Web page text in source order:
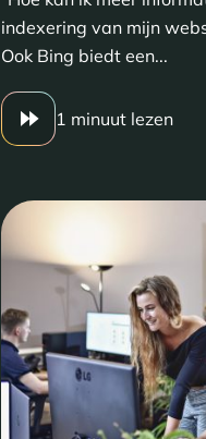
indexering van mijn
Ook Bing biedt een...
1 minuut lezen